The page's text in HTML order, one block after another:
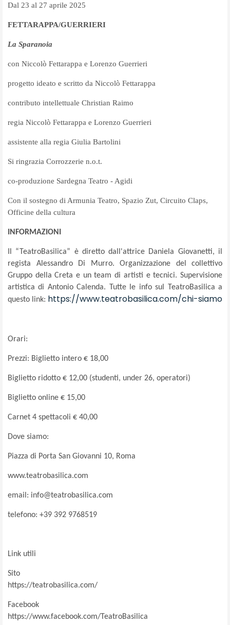
Dal 23 al 27 aprile 2025
FETTARAPPA/GUERRIERI
La Sparanoia
con Niccolò Fettarappa e Lorenzo Guerrieri
progetto ideato e scritto da Niccolò Fettarappa
contributo intellettuale Christian Raimo
regia Niccolò Fettarappa e Lorenzo Guerrieri
assistente alla regia Giulia Bartolini
Si ringrazia Corrozzerie n.o.t.
co-produzione Sardegna Teatro - Agidi
Con il sostegno di Armunia Teatro, Spazio Zut, Circuito Claps,
Officine della cultura
INFORMAZIONI
Il “TeatroBasilica” è diretto dall'attrice Daniela Giovanetti, il
regista Alessandro Di Murro. Organizzazione del collettivo
Gruppo della Creta e un team di artisti e tecnici. Supervisione
artistica di Antonio Calenda. Tutte le info sul TeatroBasilica a
questo link: https://www.teatrobasilica.com/chi-siamo
Orari:
Prezzi: Biglietto intero € 18,00
Biglietto ridotto € 12,00 (studenti, under 26, operatori)
Biglietto online € 15,00
Carnet 4 spettacoli € 40,00
Dove siamo:
Piazza di Porta San Giovanni 10, Roma
www.teatrobasilica.com
email: info@teatrobasilica.com
telefono: +39 392 9768519
Link utili
Sito
https://teatrobasilica.com/
Facebook
https://www.facebook.com/TeatroBasilica